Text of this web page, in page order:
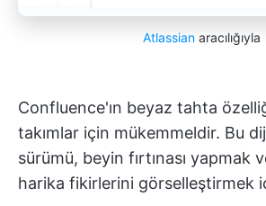
Atlassianaracılığıyla
Confluence'ın beyaz tahta
takımlar için mükemmeldir. Bu
sürümü, beyin fırtınası yapmak
harika fikirlerini görselleştirmek